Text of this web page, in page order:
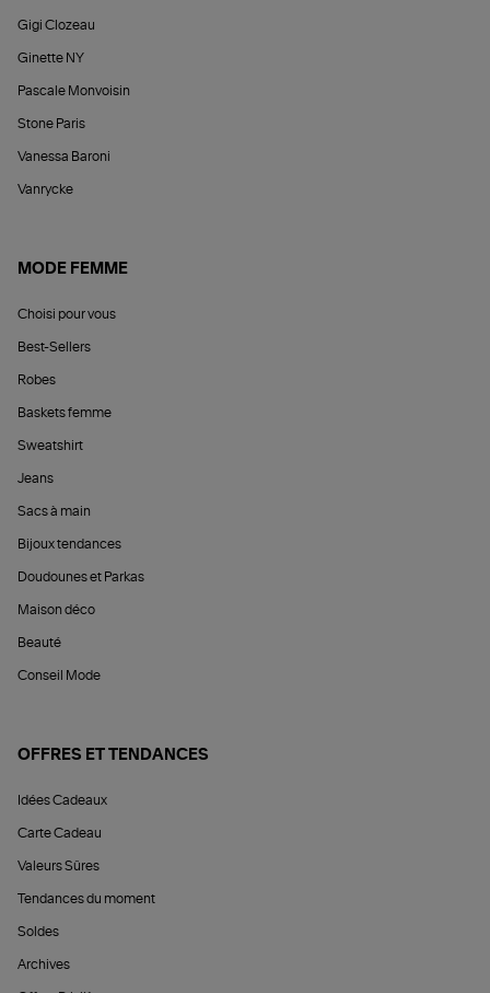
Gigi Clozeau
Ginette NY
Pascale Monvoisin
Stone Paris
Vanessa Baroni
Vanrycke
MODE FEMME
Choisi pour vous
Best-Sellers
Robes
Baskets femme
Sweatshirt
Jeans
Sacs à main
Bijoux tendances
Doudounes et Parkas
Maison déco
Beauté
Conseil Mode
OFFRES ET TENDANCES
Idées Cadeaux
Carte Cadeau
Valeurs Sûres
Tendances du moment
Soldes
Archives